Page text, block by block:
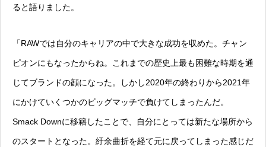
ると語りました。
「RAWでは自分のキャリアの中で大きな成功を収めた。チャン
ピオンにもなったからね。これまでの歴史上最も困難な時期を通
じてブランドの顔になった。しかし2020年の終わりから2021年
にかけていくつかのビッグマッチで負けてしまったんだ。
Smack Downに移籍したことで、自分にとっては新たな場所から
のスタートとなった。紆余曲折を経て元に戻ってしまった感じだ